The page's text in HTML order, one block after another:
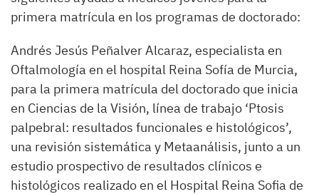
primera matrícula en los programas de doctorado:
Andrés Jesús Peñalver Alcaraz, especialista en
Oftalmología en el hospital Reina Sofía de Murcia,
para la primera matrícula del doctorado que inicia
en Ciencias de la Visión, línea de trabajo ‘Ptosis
palpebral: resultados funcionales e histológicos’,
una revisión sistemática y Metaanálisis, junto a un
estudio prospectivo de resultados clínicos e
histológicos realizado en el Hospital Reina Sofia de